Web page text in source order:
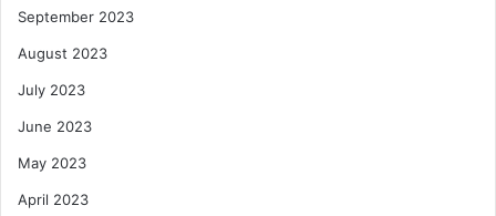
September 2023
August 2023
July 2023
June 2023
May 2023
April 2023